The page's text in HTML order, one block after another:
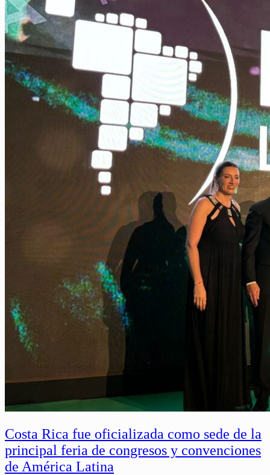
Costa Rica fue oficializada como sede de la
principal feria de congresos y convenciones
de América Latina